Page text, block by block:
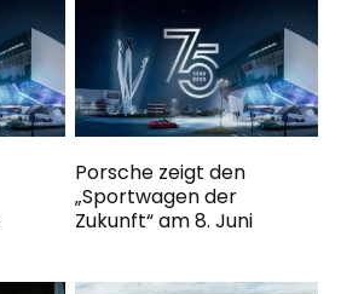
Porsche zeigt den
„Sportwagen der
Zukunft“ am 8. Juni